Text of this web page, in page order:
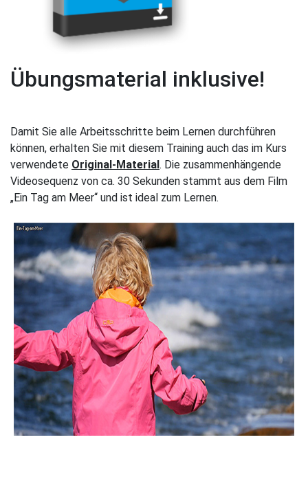
Übungsmaterial inklusive!
Damit Sie alle Arbeitsschritte beim Lernen durchführen
können, erhalten Sie mit diesem Training auch das im Kurs
verwendete Original-Material. Die zusammenhängende
Videosequenz von ca. 30 Sekunden stammt aus dem Film
„Ein Tag am Meer“ und ist ideal zum Lernen.